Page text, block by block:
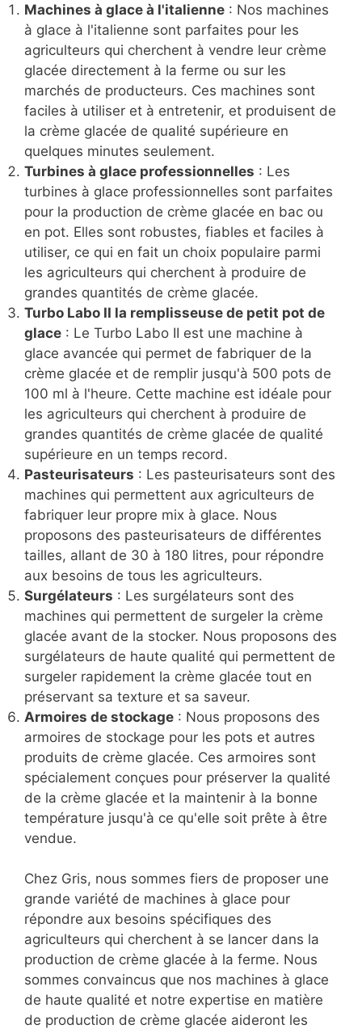
Machines à glace à l'italienne : Nos machines
à glace à l'italienne sont parfaites pour les
agriculteurs qui cherchent à vendre leur crème
glacée directement à la ferme ou sur les
marchés de producteurs. Ces machines sont
faciles à utiliser et à entretenir, et produisent de
la crème glacée de qualité supérieure en
quelques minutes seulement.
Turbines à glace professionnelles : Les
turbines à glace professionnelles sont parfaites
pour la production de crème glacée en bac ou
en pot. Elles sont robustes, fiables et faciles à
utiliser, ce qui en fait un choix populaire parmi
les agriculteurs qui cherchent à produire de
grandes quantités de crème glacée.
Turbo Labo II la remplisseuse de petit pot de
glace : Le Turbo Labo II est une machine à
glace avancée qui permet de fabriquer de la
crème glacée et de remplir jusqu'à 500 pots de
100 ml à l'heure. Cette machine est idéale pour
les agriculteurs qui cherchent à produire de
grandes quantités de crème glacée de qualité
supérieure en un temps record.
Pasteurisateurs : Les pasteurisateurs sont des
machines qui permettent aux agriculteurs de
fabriquer leur propre mix à glace. Nous
proposons des pasteurisateurs de différentes
tailles, allant de 30 à 180 litres, pour répondre
aux besoins de tous les agriculteurs.
Surgélateurs : Les surgélateurs sont des
machines qui permettent de surgeler la crème
glacée avant de la stocker. Nous proposons des
surgélateurs de haute qualité qui permettent de
surgeler rapidement la crème glacée tout en
préservant sa texture et sa saveur.
Armoires de stockage : Nous proposons des
armoires de stockage pour les pots et autres
produits de crème glacée. Ces armoires sont
spécialement conçues pour préserver la qualité
de la crème glacée et la maintenir à la bonne
température jusqu'à ce qu'elle soit prête à être
vendue.
Chez Gris, nous sommes fiers de proposer une
grande variété de machines à glace pour
répondre aux besoins spécifiques des
agriculteurs qui cherchent à se lancer dans la
production de crème glacée à la ferme. Nous
sommes convaincus que nos machines à glace
de haute qualité et notre expertise en matière
de production de crème glacée aideront les